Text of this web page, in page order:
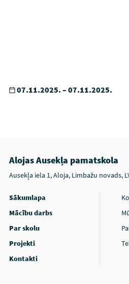
07.11.2025. – 07.11.2025.
Alojas Ausekļa pamatskola
Ausekļa iela 1, Aloja, Limbažu novads,
Sākumlapa
Mācību darbs
Par skolu
Projekti
Kontakti